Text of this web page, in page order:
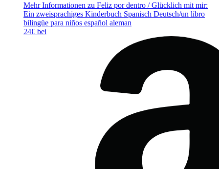
Mehr Informationen zu Feliz por dentro / Glücklich mit mir:
Ein zweisprachiges Kinderbuch Spanisch Deutsch/un libro
bilingüe para niños español aleman
24€ bei